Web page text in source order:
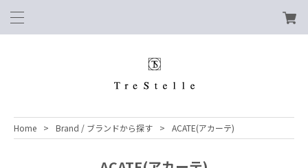
Home Brand / ブランドから探す ACATE(アカーテ)